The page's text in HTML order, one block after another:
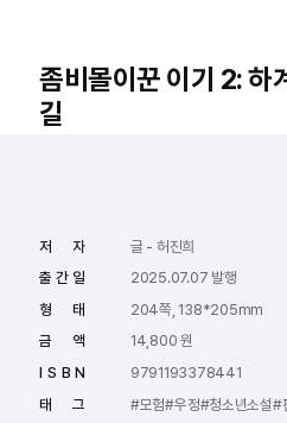
좀비몰이꾼 이기 2: 하
길
저 자
글 - 허진희
출 간 일
2025.07.07 발행
형 태
204쪽, 138*205mm
금 액
14,800 원
I S B N
9791193378441
태 그
#모험#우정#청소년소설#